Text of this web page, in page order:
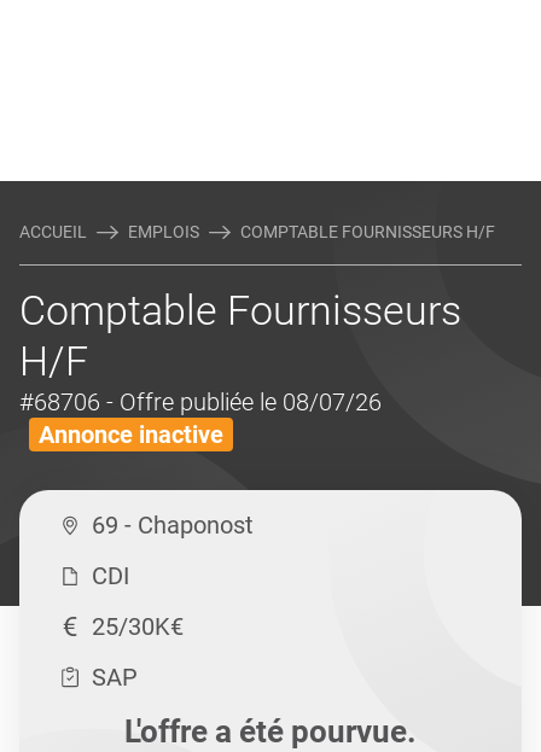
ACCUEIL EMPLOIS COMPTABLE FOURNISSEURS H/F
Comptable Fournisseurs
H/F
#68706 - Offre publiée le 08/07/26
Annonce inactive
69 - Chaponost
CDI
25/30K€
SAP
L'offre a été pourvue.